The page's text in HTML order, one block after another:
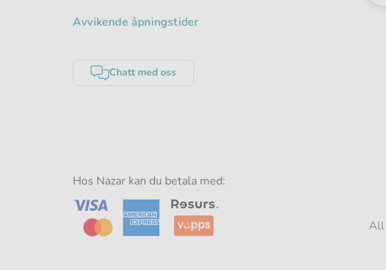
Avvikende åpningstider
Chatt med oss
Hos Nazar kan du betala med:
All